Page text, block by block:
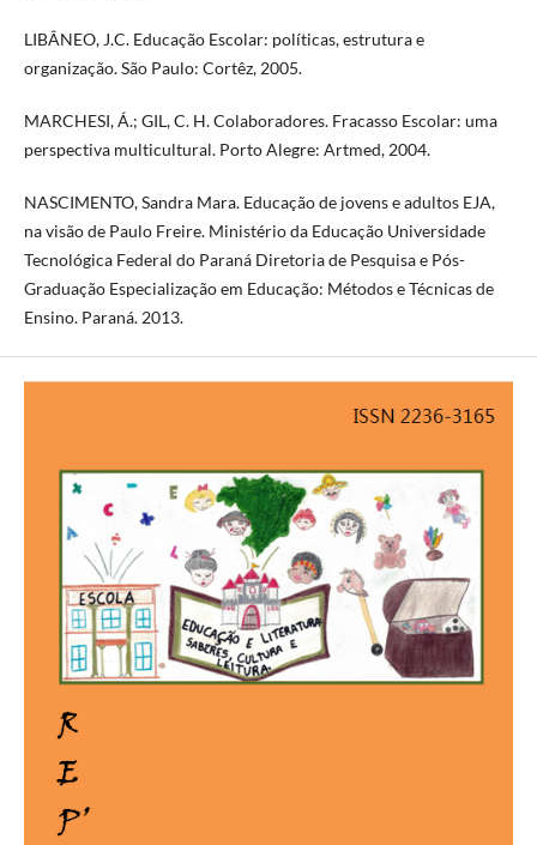
LIBÂNEO, J.C. Educação Escolar: políticas, estrutura e
organização. São Paulo: Cortêz, 2005.
MARCHESI, Á.; GIL, C. H. Colaboradores. Fracasso Escolar: uma
perspectiva multicultural. Porto Alegre: Artmed, 2004.
NASCIMENTO, Sandra Mara. Educação de jovens e adultos EJA,
na visão de Paulo Freire. Ministério da Educação Universidade
Tecnológica Federal do Paraná Diretoria de Pesquisa e Pós-
Graduação Especialização em Educação: Métodos e Técnicas de
Ensino. Paraná. 2013.